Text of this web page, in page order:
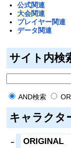
公式関連
大会関連
プレイヤー関連
データ関連
サイト内検
AND検索
キャラクタ
ORIGINAL